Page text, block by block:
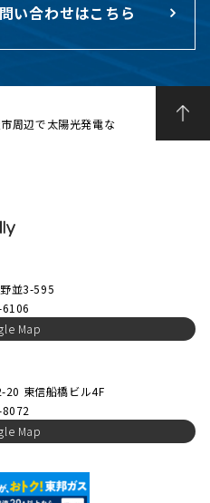
い合わせはこちら
周辺で太陽光発電な
並3-595
Map
20 東信船橋ビル4F
Map